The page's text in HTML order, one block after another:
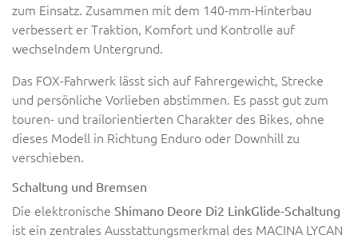
zum Einsatz. Zusammen mit dem 140-mm-Hinterbau
verbessert er Traktion, Komfort und Kontrolle auf
wechselndem Untergrund.
Das FOX-Fahrwerk lässt sich auf Fahrergewicht, Strecke
und persönliche Vorlieben abstimmen. Es passt gut zum
touren- und trailorientierten Charakter des Bikes, ohne
dieses Modell in Richtung Enduro oder Downhill zu
verschieben.
Schaltung und Bremsen
Die elektronische Shimano Deore Di2 LinkGlide-Schaltung
ist ein zentrales Ausstattungsmerkmal des MACINA LYCAN